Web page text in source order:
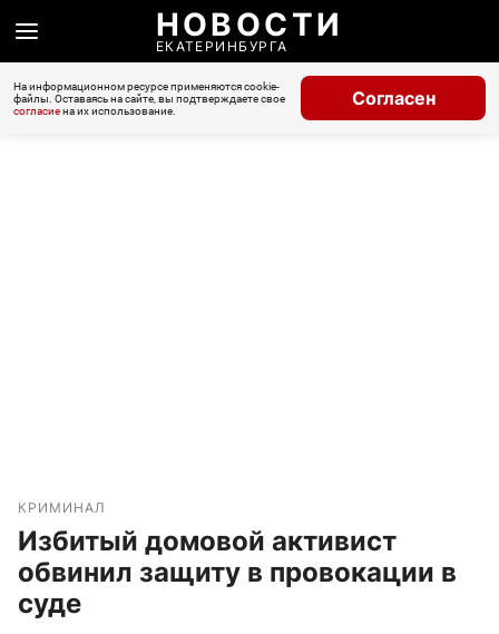
НОВОСТИ
ЕКАТЕРИНБУРГА
На информационном ресурсе применяются cookie-
файлы. Оставаясь на сайте, вы подтверждаете свое
согласиена их использование.
Согласен
КРИМИНАЛ
Избитый домовой активист
обвинил защиту в провокации в
суде